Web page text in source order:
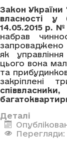
Закон України
власності у
14.05.2015 р. №
набрав
запроваджено
як
цього вона
та
закріплені
Деталі
Перегляди: